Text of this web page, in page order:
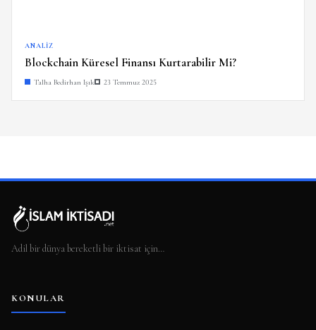
ANALIZ
Blockchain Küresel Finansı Kurtarabilir Mi?
Talha Bedirhan Işık 23 Temmuz 2025
Adil bir dünya bereketli bir iktisat için…
KONULAR